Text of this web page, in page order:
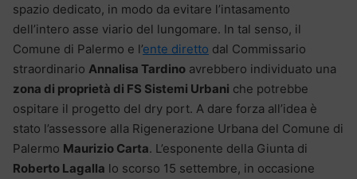
spazio dedicato, in modo da evitare l’intasamento
dell’intero asse viario del lungomare. In tal senso, il
Comune di Palermo e l’ente diretto dal Commissario
straordinario Annalisa Tardino avrebbero individuato una
zona di proprietà di FS Sistemi Urbani che potrebbe
ospitare il progetto del dry port. A dare forza all’idea è
stato l’assessore alla Rigenerazione Urbana del Comune di
Palermo Maurizio Carta. L’esponente della Giunta di
Roberto Lagalla lo scorso 15 settembre, in occasione